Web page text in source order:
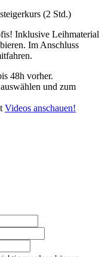
(2 Std.)
Inklusive Leihmaterial
Im Anschluss
48h vorher.
und zum
Videos anschauen!